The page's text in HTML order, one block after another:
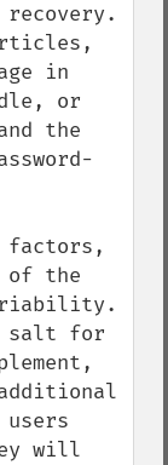
in
or
the
factors,
of the
salt for
will